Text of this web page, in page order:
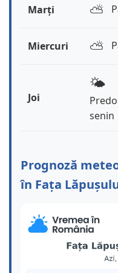
Marți ⛅️
Miercuri ⛅️
Joi
🌤️
senin
Prognoză
în Fața